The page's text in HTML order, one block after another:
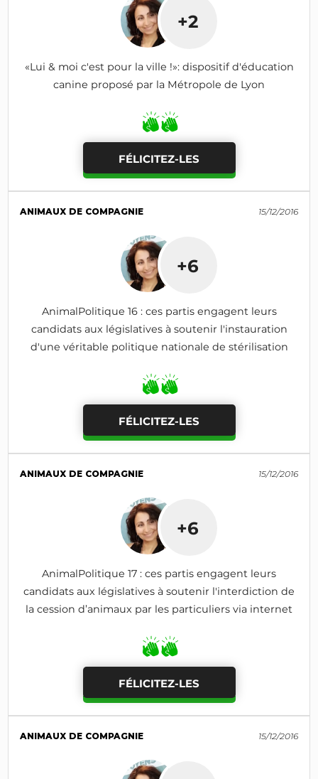
+2
«Lui & moi c'est pour la ville !»: dispositif d'éducation
canine proposé par la Métropole de Lyon
FÉLICITEZ-LES
ANIMAUX DE COMPAGNIE 15/12/2016
+6
AnimalPolitique 16 : ces partis engagent leurs
candidats aux législatives à soutenir l'instauration
d'une véritable politique nationale de stérilisation
FÉLICITEZ-LES
ANIMAUX DE COMPAGNIE 15/12/2016
+6
AnimalPolitique 17 : ces partis engagent leurs
candidats aux législatives à soutenir l'interdiction de
la cession d’animaux par les particuliers via internet
FÉLICITEZ-LES
ANIMAUX DE COMPAGNIE 15/12/2016